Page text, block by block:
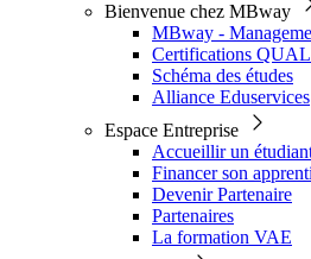
Bienvenue chez MBway
MBway -
Certifications
Schéma des études
Alliance Eduservices
Espace Entreprise
Accueillir un
Financer son apprenti
Devenir Partenaire
Partenaires
La formation VAE